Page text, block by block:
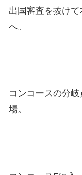
出国審査を抜け
へ。
コンコースの分
場。